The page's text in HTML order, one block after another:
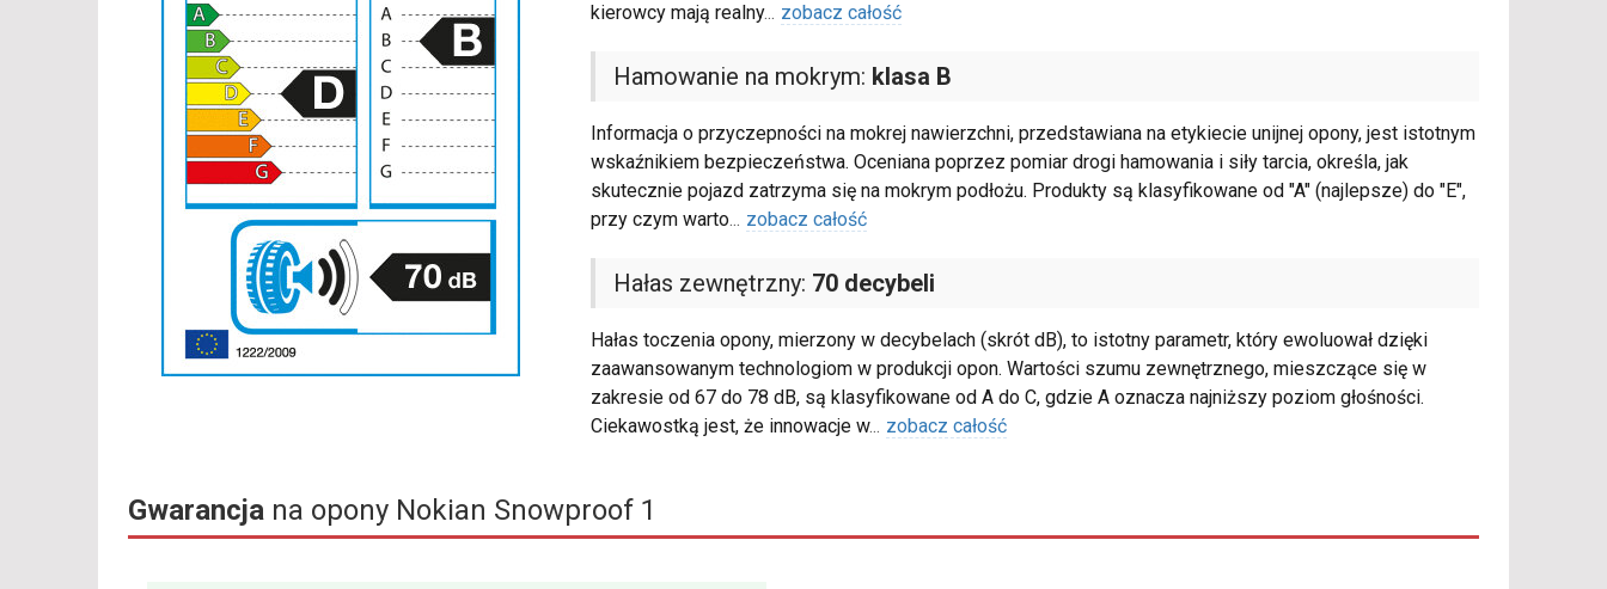
kierowcy mają realny... zobacz całość
Hamowanie na mokrym: klasa B
Informacja o przyczepności na mokrej nawierzchni, przedstawiana na etykiecie unijnej opony, jest istotnym
wskaźnikiem bezpieczeństwa. Oceniana poprzez pomiar drogi hamowania i siły tarcia, określa, jak
skutecznie pojazd zatrzyma się na mokrym podłożu. Produkty są klasyfikowane od "A" (najlepsze) do "E",
przy czym warto... zobacz całość
Hałas zewnętrzny: 70 decybeli
Hałas toczenia opony, mierzony w decybelach (skrót dB), to istotny parametr, który ewoluował dzięki
zaawansowanym technologiom w produkcji opon. Wartości szumu zewnętrznego, mieszczące się w
zakresie od 67 do 78 dB, są klasyfikowane od A do C, gdzie A oznacza najniższy poziom głośności.
Ciekawostką jest, że innowacje w... zobacz całość
Gwarancja na opony Nokian Snowproof 1